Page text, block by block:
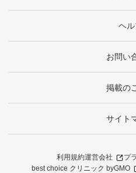
ヘ
お問い
掲載の
サイト
利用規約運営会社
プ
best choice クリニック byGMO